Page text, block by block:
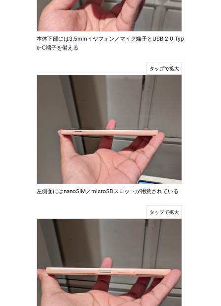
本体下部には3.5mmイヤフォン／マイク端子とUSB 2.0 Typ
e-C端子を備える
左側面にはnanoSIM／microSDスロットが用意されている